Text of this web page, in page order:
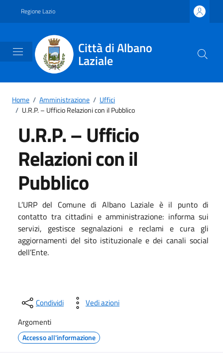
Regione Lazio
Città di Albano
Laziale
Home / Amministrazione / Uffici
/ U.R.P. – Ufficio Relazioni con il Pubblico
U.R.P. – Ufficio
Relazioni con il
Pubblico
L’URP del Comune di Albano Laziale è il punto di
contatto tra cittadini e amministrazione: informa sui
servizi, gestisce segnalazioni e reclami e cura gli
aggiornamenti del sito istituzionale e dei canali social
dell’Ente.
Condividi
Vedi azioni
Argomenti
Accesso all'informazione